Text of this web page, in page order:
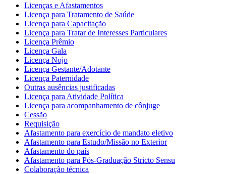
Licenças e Afastamentos
Licença para Tratamento de Saúde
Licença para Capacitação
Licença para Tratar de Interesses Particulares
Licença Prêmio
Licença Gala
Licença Nojo
Licença Gestante/Adotante
Licença Paternidade
Outras ausências justificadas
Licença para Atividade Política
Licença para acompanhamento de cônjuge
Cessão
Requisição
Afastamento para exercício de mandato eletivo
Afastamento para Estudo/Missão no Exterior
Afastamento do país
Afastamento para Pós-Graduação Stricto Sensu
Colaboração técnica